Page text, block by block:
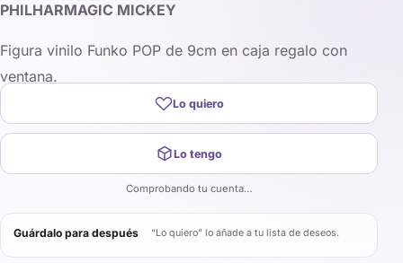
PHILHARMAGIC MICKEY
Figura vinilo Funko POP de 9cm en caja regalo con
ventana.
Lo quiero
Lo tengo
Comprobando tu cuenta…
Guárdalo para después “Lo quiero” lo añade a tu lista de deseos.